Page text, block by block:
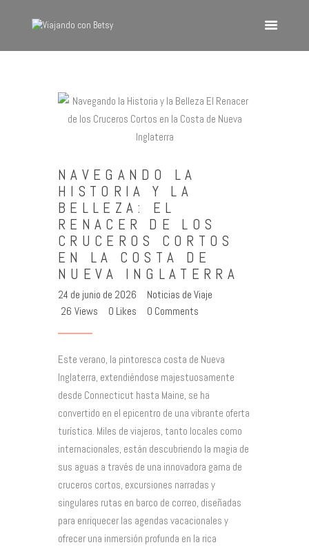
VIAJANDO CON BETSY
Inicio
América
Asia
Quienes Somos
Contacto
NAVEGANDO LA
HISTORIA Y LA
BELLEZA: EL
RENACER DE LOS
CRUCEROS CORTOS
EN LA COSTA DE
NUEVA INGLATERRA
24 de junio de 2026
Noticias de Viaje
26 Views 0 Likes 0 Comments
Este verano, la pintoresca costa de Nueva
Inglaterra, extendiéndose majestuosamente
desde Connecticut hasta Maine, se ha
convertido en el epicentro de una vibrante oferta
turística. Miles de viajeros, tanto locales como
internacionales, están descubriendo la magia de
sus aguas a través de una innovadora gama de
cruceros cortos, excursiones narradas y
singulares rutas en barco de correo, diseñadas
para enriquecer las agendas vacacionales y
ofrecer una inmersión profunda en la rica